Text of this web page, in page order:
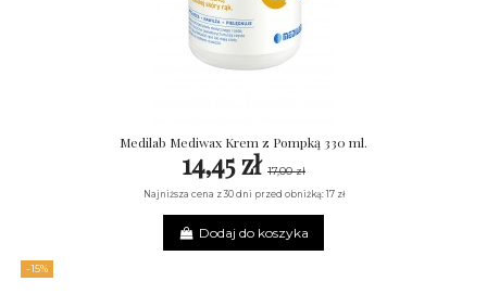
Medilab Mediwax Krem z Pompką 330 ml.
14,45 zł 17,00 zł
Najniższa cena z 30 dni przed obniżką: 17 zł
Dodaj do koszyka
-15%